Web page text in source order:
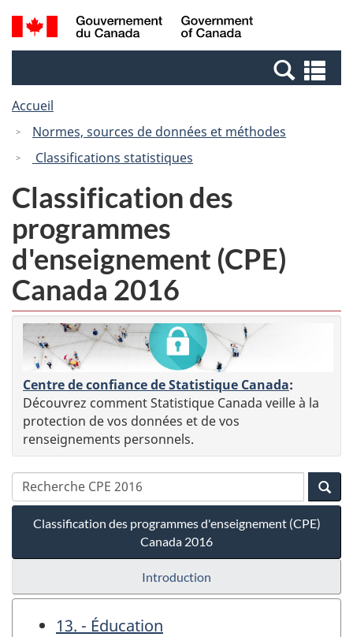
Passer
au
Passer
à
Canada
Recherche
et
et
Accueil
Normes, sources de données et méthodes
Classifications statistiques
Classification des
programmes
d'enseignement (CPE)
Canada 2016
Centre de confiance de Statistique Canada:
Découvrez comment Statistique Canada veille à la
protection de vos données et de vos
renseignements personnels.
Classification des programmes d'enseignement (CPE)
Canada 2016
Introduction
13. - Éducation